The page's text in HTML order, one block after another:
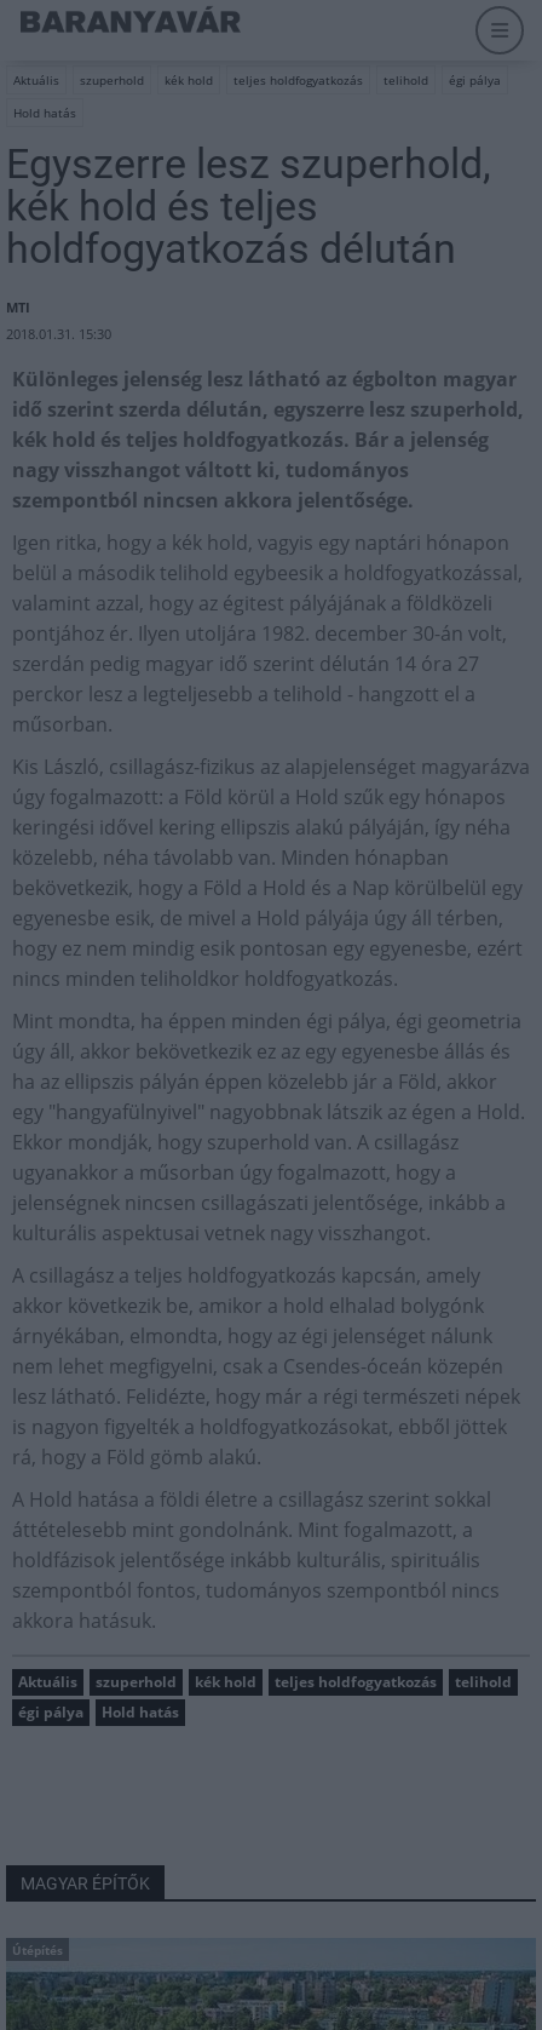
Aktuális szuperhold kék hold teljes holdfogyatkozás telihold
égi pálya
Hold hatás
Egyszerre lesz szuperhold,
kék hold és teljes
holdfogyatkozás délután
MTI
2018.01.31. 15:30
Különleges jelenség lesz látható az égbolton magyar
idő szerint szerda délután, egyszerre lesz szuperhold,
kék hold és teljes holdfogyatkozás. Bár a jelenség
nagy visszhangot váltott ki, tudományos
szempontból nincsen akkora jelentősége.
Igen ritka, hogy a kék hold, vagyis egy naptári hónapon
belül a második telihold egybeesik a holdfogyatkozással,
valamint azzal, hogy az égitest pályájának a földközeli
pontjához ér. Ilyen utoljára 1982. december 30-án volt,
szerdán pedig magyar idő szerint délután 14 óra 27
perckor lesz a legteljesebb a telihold - hangzott el a
műsorban.
Kis László, csillagász-fizikus az alapjelenséget magyarázva
úgy fogalmazott: a Föld körül a Hold szűk egy hónapos
keringési idővel kering ellipszis alakú pályáján, így néha
közelebb, néha távolabb van. Minden hónapban
bekövetkezik, hogy a Föld a Hold és a Nap körülbelül egy
egyenesbe esik, de mivel a Hold pályája úgy áll térben,
hogy ez nem mindig esik pontosan egy egyenesbe, ezért
nincs minden teliholdkor holdfogyatkozás.
Mint mondta, ha éppen minden égi pálya, égi geometria
úgy áll, akkor bekövetkezik ez az egy egyenesbe állás és
ha az ellipszis pályán éppen közelebb jár a Föld, akkor
egy "hangyafülnyivel" nagyobbnak látszik az égen a Hold.
Ekkor mondják, hogy szuperhold van. A csillagász
ugyanakkor a műsorban úgy fogalmazott, hogy a
jelenségnek nincsen csillagászati jelentősége, inkább a
kulturális aspektusai vetnek nagy visszhangot.
A csillagász a teljes holdfogyatkozás kapcsán, amely
akkor következik be, amikor a hold elhalad bolygónk
árnyékában, elmondta, hogy az égi jelenséget nálunk
nem lehet megfigyelni, csak a Csendes-óceán közepén
lesz látható. Felidézte, hogy már a régi természeti népek
is nagyon figyelték a holdfogyatkozásokat, ebből jöttek
rá, hogy a Föld gömb alakú.
A Hold hatása a földi életre a csillagász szerint sokkal
áttételesebb mint gondolnánk. Mint fogalmazott, a
holdfázisok jelentősége inkább kulturális, spirituális
szempontból fontos, tudományos szempontból nincs
akkora hatásuk.
Aktuális szuperhold kék hold teljes holdfogyatkozás
telihold
égi pálya
Hold hatás
MAGYAR ÉPÍTŐK
Útépítés